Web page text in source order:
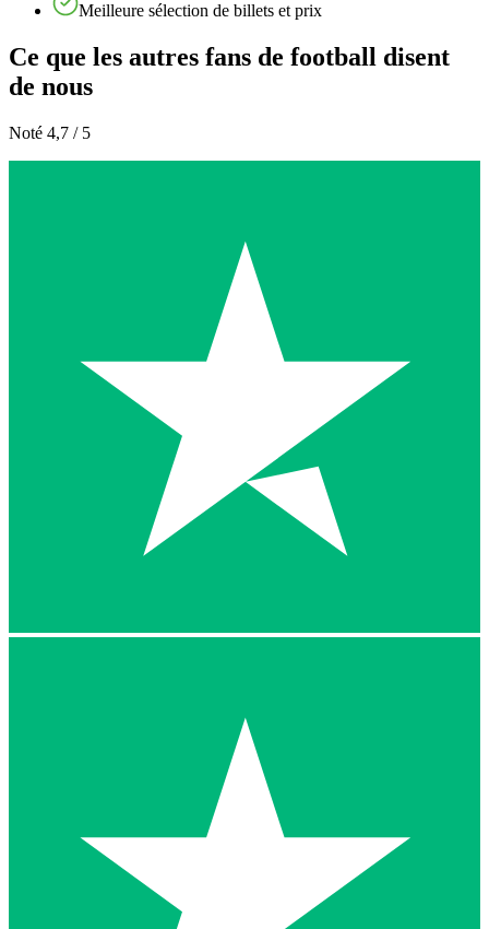
Meilleure sélection de billets et prix
Ce que les autres fans de football disent
de nous
Noté 4,7 / 5